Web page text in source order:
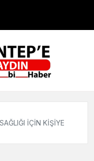
İÇİN KİŞİYE